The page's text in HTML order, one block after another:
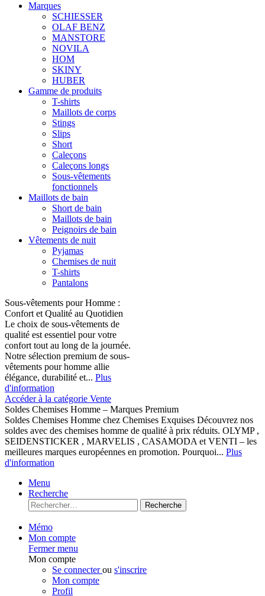
Marques
SCHIESSER
OLAF BENZ
MANSTORE
NOVILA
HOM
SKINY
HUBER
Gamme de produits
T-shirts
Maillots de corps
Stings
Slips
Short
Caleçons
Caleçons longs
Sous-vêtements
fonctionnels
Maillots de bain
Short de bain
Maillots de bain
Peignoirs de bain
Vêtements de nuit
Pyjamas
Chemises de nuit
T-shirts
Pantalons
Sous-vêtements pour Homme :
Confort et Qualité au Quotidien
Le choix de sous-vêtements de
qualité est essentiel pour votre
confort tout au long de la journée.
Notre sélection premium de sous-
vêtements pour homme allie
élégance, durabilité et... Plus
d'information
Accéder à la catégorie Vente
Soldes Chemises Homme – Marques Premium
Soldes Chemises Homme chez Chemises Exquises Découvrez nos
soldes avec des chemises homme de qualité à prix réduits. OLYMP ,
SEIDENSTICKER , MARVELIS , CASAMODA et VENTI – les
meilleures marques européennes en promotion. Pourquoi... Plus
d'information
Menu
Recherche
Recherche
Mémo
Mon compte
Fermer menu
Mon compte
Se connecterou s'inscrire
Mon compte
Profil